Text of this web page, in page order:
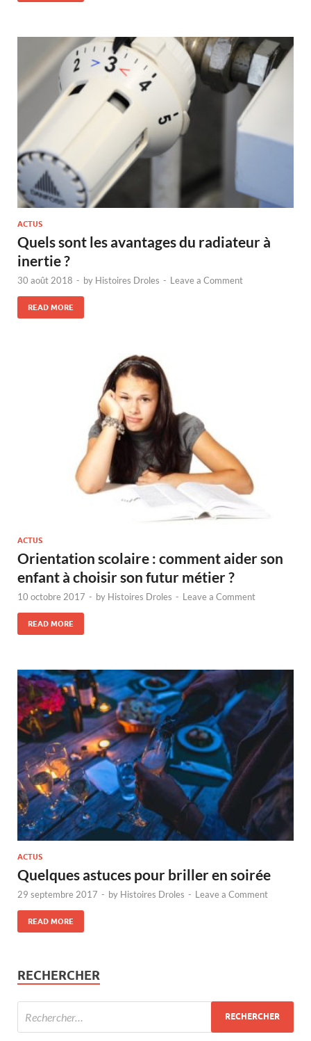
ACTUS
Quels sont les avantages du radiateur à
inertie ?
30 août 2018 - by Histoires Droles - Leave a Comment
READ MORE
ACTUS
Orientation scolaire : comment aider son
enfant à choisir son futur métier ?
10 octobre 2017 - by Histoires Droles - Leave a Comment
READ MORE
ACTUS
Quelques astuces pour briller en soirée
29 septembre 2017 - by Histoires Droles - Leave a Comment
READ MORE
RECHERCHER